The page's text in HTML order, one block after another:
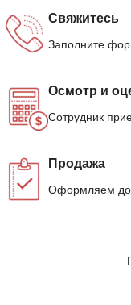
Свяжитесь
Заполните
Осмотр и
Сотрудник
Продажа
Оформляем